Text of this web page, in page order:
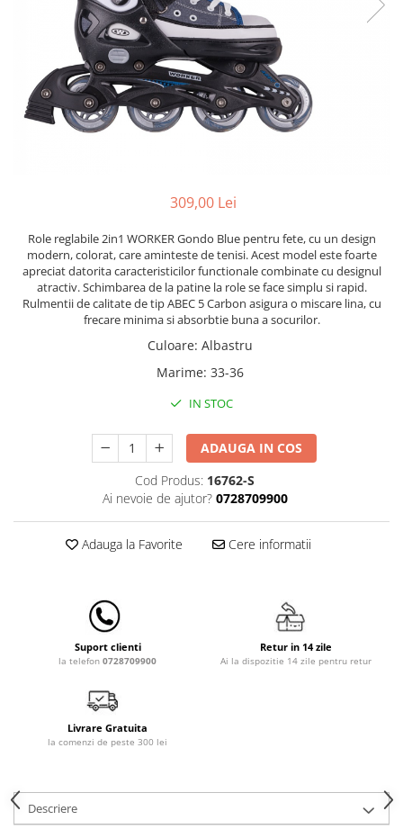
Lenjerii patut 140 x 70 cm
Lenjerie patuturi tineret
Baldachin patut
Paturici copii
Perne copii si mamici
Dulap si cutii jucarii
Sac de dormit copii
Fotolii copii
Mobilier Birou
Biciclete fara pedale
Masinute fara pedale
Karturi si masinute cu pedale
Role copii si adulti
Masinute si motociclete electrice
Scaune de biciclete copii
Alte Sporturi
Mingi fitness si medicinale
Scara antrenament
Termometre copii si bebe
309,00 Lei
Role reglabile 2in1 WORKER Gondo Blue pentru fete, cu un design
modern, colorat, care aminteste de tenisi. Acest model este foarte
apreciat datorita caracteristicilor functionale combinate cu designul
atractiv. Schimbarea de la patine la role se face simplu si rapid.
Rulmentii de calitate de tip ABEC 5 Carbon asigura o miscare lina, cu
frecare minima si absorbtie buna a socurilor.
Culoare: Albastru
Marime: 33-36
IN STOC
ADAUGA IN COS
Cod Produs: 16762-S
Ai nevoie de ajutor? 0728709900
Adauga la Favorite Cere informatii
Suport clienti
la telefon 0728709900
Retur in 14 zile
Ai la dispozitie 14 zile pentru retur
Livrare Gratuita
la comenzi de peste 300 lei
Descriere